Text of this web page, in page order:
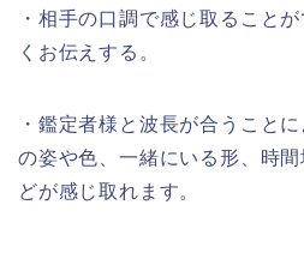
・相手の口調で感じ取ること
くお伝えする。
・鑑定者様と波長が合うこと
の姿や色、一緒にいる形、時
どが感じ取れます。